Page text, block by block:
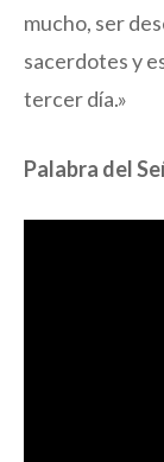
mucho, ser
sacerdotes y
tercer día.»
Palabra del